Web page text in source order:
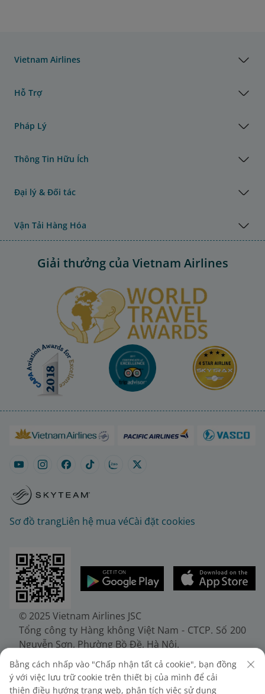
Vietnam Airlines
Hỗ Trợ
Pháp Lý
Thông Tin Hữu Ích
Đại lý & Đối tác
Vận Tải Hàng Hóa
Giải thưởng của Vietnam Airlines
Sơ đồ trangLiên hệ mua véCài đặt cookies
© 2025 Vietnam Airlines JSC
Tổng công ty Hàng không Việt Nam - CTCP. Số 200
Nguyễn Sơn, Phường Bồ Đề, Hà Nội.
Điện thoại: (+84-24) 38272289. Fax: (+84-24)
38722375
Giấy chứng nhận đăng ký doanh nghiệp, mã số
Bằng cách nhấp vào "Chấp nhận tất cả cookie", bạn đồng
ý với việc lưu trữ cookie trên thiết bị của mình để cải
thiện điều hướng trang web, phân tích việc sử dụng